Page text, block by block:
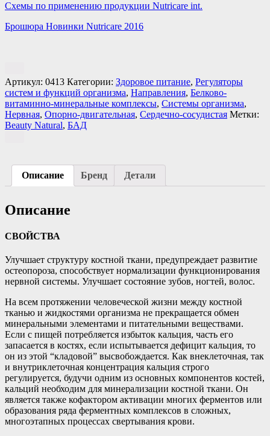
Схемы по применению продукции Nutricare int.
Брошюра Новинки Nutricare 2016
Артикул: 0413 Категории: Здоровое питание, Регуляторы
систем и функций организма, Направления, Белково-
витаминно-минеральные комплексы, Системы организма,
Нервная, Опорно-двигательная, Сердечно-сосудистая Метки:
Beauty Natural, БАД
Описание Бренд Детали
Описание
СВОЙСТВА
Улучшает структуру костной ткани, предупреждает развитие
остеопороза, способствует нормализации функционирования
нервной системы. Улучшает состояние зубов, ногтей, волос.
На всем протяжении человеческой жизни между костной
тканью и жидкостями организма не прекращается обмен
минеральными элементами и питате​льными веществами.
Если с пищей потребляется избыток кальция, часть его
запасается в костях, если испытывается дефицит кальция, то
он из этой “кладовой” высвобождается. Как внеклеточная, так
и внутриклеточная концентрация кальция строго
регулируется, будучи одним из основных компонентов костей,
кальций необходим для минерализации костной ткани. Он
является также кофактором активации многих ферментов или
образования ряда ферментных комплексов в сложных,
многоэтапных процессах свертывания крови.